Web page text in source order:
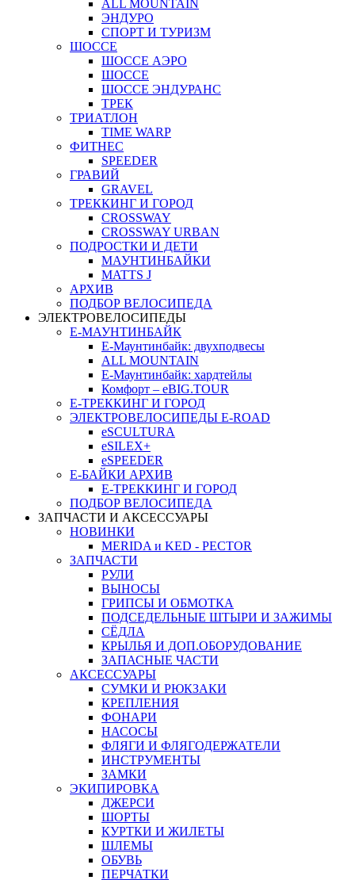
ALL MOUNTAIN
ЭНДУРО
СПОРТ И ТУРИЗМ
ШОССЕ
ШОССЕ АЭРО
ШОССЕ
ШОССЕ ЭНДУРАНС
ТРЕК
ТРИАТЛОН
TIME WARP
ФИТНЕС
SPEEDER
ГРАВИЙ
GRAVEL
ТРЕККИНГ И ГОРОД
CROSSWAY
CROSSWAY URBAN
ПОДРОСТКИ И ДЕТИ
МАУНТИНБАЙКИ
MATTS J
АРХИВ
ПОДБОР ВЕЛОСИПЕДА
ЭЛЕКТРОВЕЛОСИПЕДЫ
Е-МАУНТИНБАЙК
Е-Маунтинбайк: двухподвесы
ALL MOUNTAIN
Е-Маунтинбайк: хардтейлы
Комфорт – eBIG.TOUR
Е-ТРЕККИНГ И ГОРОД
ЭЛЕКТРОВЕЛОСИПЕДЫ E-ROAD
eSCULTURA
eSILEX+
eSPEEDER
Е-БАЙКИ АРХИВ
Е-ТРЕККИНГ И ГОРОД
ПОДБОР ВЕЛОСИПЕДА
ЗАПЧАСТИ И АКСЕССУАРЫ
НОВИНКИ
MERIDA и KED - PECTOR
ЗАПЧАСТИ
РУЛИ
ВЫНОСЫ
ГРИПСЫ И ОБМОТКА
ПОДСЕДЕЛЬНЫЕ ШТЫРИ И ЗАЖИМЫ
СЁДЛА
КРЫЛЬЯ И ДОП.ОБОРУДОВАНИЕ
ЗАПАСНЫЕ ЧАСТИ
АКСЕССУАРЫ
СУМКИ И РЮКЗАКИ
КРЕПЛЕНИЯ
ФОНАРИ
НАСОСЫ
ФЛЯГИ И ФЛЯГОДЕРЖАТЕЛИ
ИНСТРУМЕНТЫ
ЗАМКИ
ЭКИПИРОВКА
ДЖЕРСИ
ШОРТЫ
КУРТКИ И ЖИЛЕТЫ
ШЛЕМЫ
ОБУВЬ
ПЕРЧАТКИ